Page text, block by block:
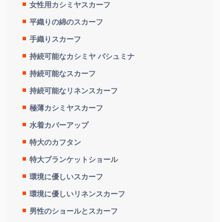
女性用カシミヤスカーフ
平織りの綿のスカーフ
手織りスカーフ
持続可能なカシミヤ パシュミナ
持続可能なスカーフ
持続可能なリネンスカーフ
極薄カシミヤスカーフ
水着カバーアップ
特大のカフタン
特大ブランケットショール
環境に優しいスカーフ
環境に優しいリネンスカーフ
男性のショールとスカーフ